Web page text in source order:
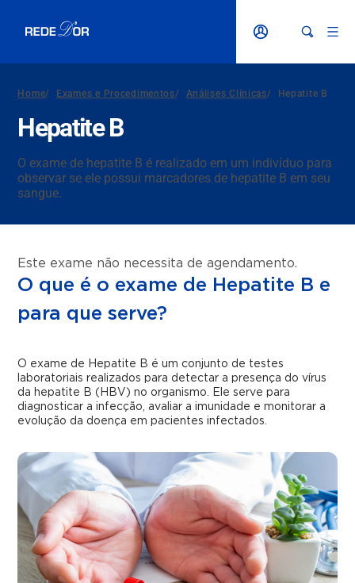
Home/ Exames e Procedimentos/ Análises Clínicas/ Hepatite B
Hepatite B
O exame de hepatite B é realizado em um indivíduo para
observar se ele possui marcadores de hepatite B em seu
sangue.
Este exame não necessita de agendamento.
O que é o exame de Hepatite B e
para que serve?
O exame de Hepatite B é um conjunto de testes
laboratoriais realizados para detectar a presença do vírus
da hepatite B (HBV) no organismo. Ele serve para
diagnosticar a infecção, avaliar a imunidade e monitorar a
evolução da doença em pacientes infectados.